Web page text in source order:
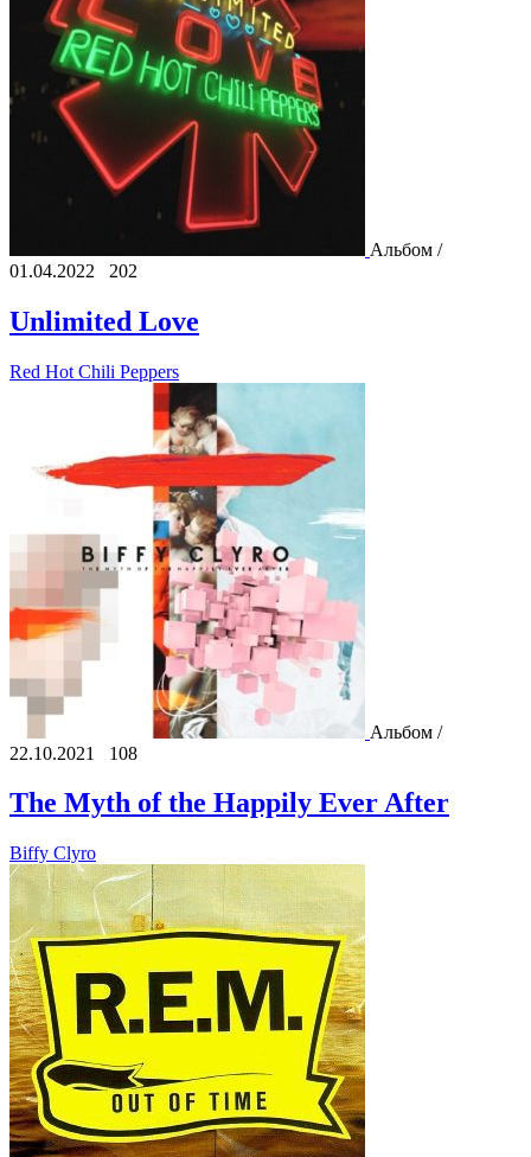
Альбом /
01.04.2022
202
Unlimited Love
Red Hot Chili Peppers
Альбом /
22.10.2021
108
The Myth of the Happily Ever After
Biffy Clyro